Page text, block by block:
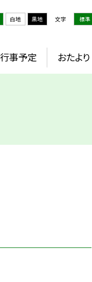
白地 黒地 文字 標準
行事予定 おたより